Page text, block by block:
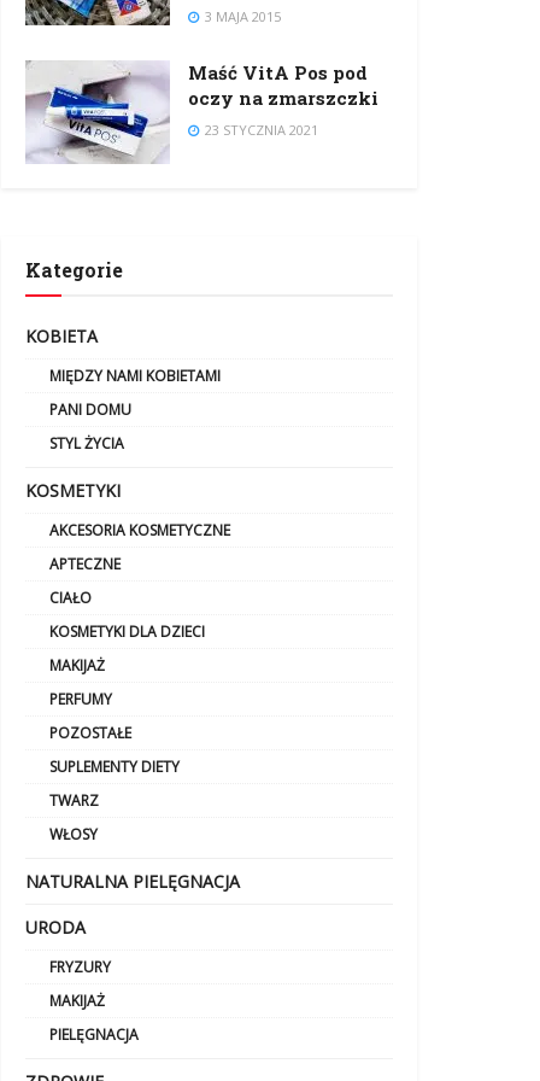
3 MAJA 2015
Maść VitA Pos pod
oczy na zmarszczki
23 STYCZNIA 2021
Kategorie
KOBIETA
MIĘDZY NAMI KOBIETAMI
PANI DOMU
STYL ŻYCIA
KOSMETYKI
AKCESORIA KOSMETYCZNE
APTECZNE
CIAŁO
KOSMETYKI DLA DZIECI
MAKIJAŻ
PERFUMY
POZOSTAŁE
SUPLEMENTY DIETY
TWARZ
WŁOSY
NATURALNA PIELĘGNACJA
URODA
FRYZURY
MAKIJAŻ
PIELĘGNACJA